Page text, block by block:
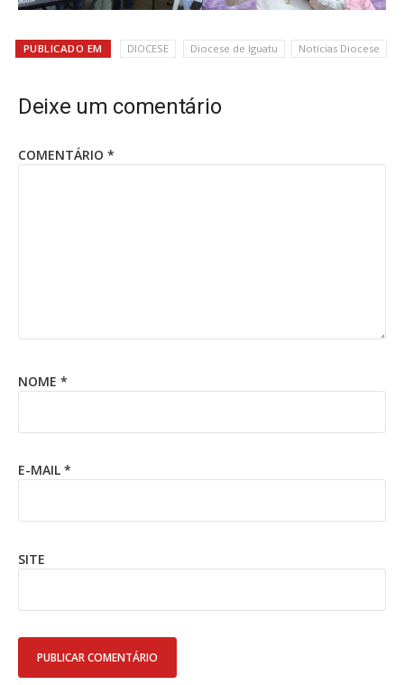
PUBLICADO EM DIOCESE Diocese de Iguatu Notícias Diocese
Deixe um comentário
COMENTÁRIO *
NOME *
E-MAIL *
SITE